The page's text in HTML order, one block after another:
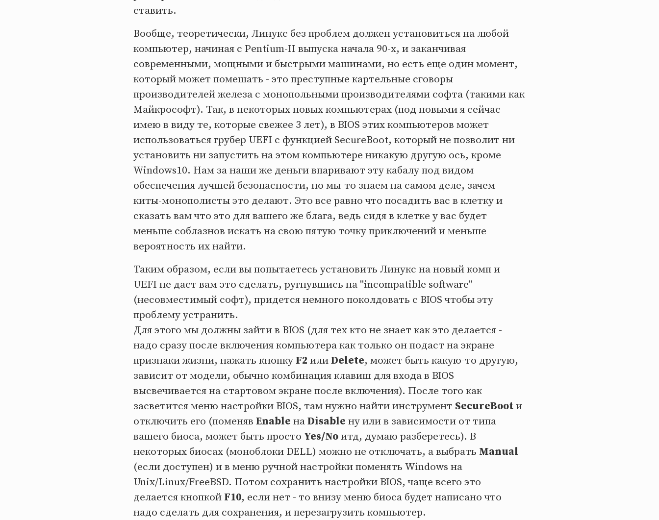
ставить.
Вообще, теоретически, Линукс без проблем должен установиться на любой
компьютер, начиная с Pentium-II выпуска начала 90-х, и заканчивая
современными, мощными и быстрыми машинами, но есть еще один момент,
который может помешать - это преступные картельные сговоры
производителей железа с монопольными производителями софта (такими как
Майкрософт). Так, в некоторых новых компьютерах (под новыми я сейчас
имею в виду те, которые свежее 3 лет), в BIOS этих компьютеров может
использоваться грубер UEFI с функцией SecureBoot, который не позволит ни
установить ни запустить на этом компьютере никакую другую ось, кроме
Windows10. Нам за наши же деньги впаривают эту кабалу под видом
обеспечения лучшей безопасности, но мы-то знаем на самом деле, зачем
киты-монополисты это делают. Это все равно что посадить вас в клетку и
сказать вам что это для вашего же блага, ведь сидя в клетке у вас будет
меньше соблазнов искать на свою пятую точку приключений и меньше
вероятность их найти.
Таким образом, если вы попытаетесь установить Линукс на новый комп и
UEFI не даст вам это сделать, ругнувшись на "incompatible software"
(несовместимый софт), придется немного поколдовать с BIOS чтобы эту
проблему устранить.
Для этого мы должны зайти в BIOS (для тех кто не знает как это делается -
надо сразу после включения компьютера как только он подаст на экране
признаки жизни, нажать кнопку F2 илиDelete, может быть какую-то другую,
зависит от модели, обычно комбинация клавиш для входа в BIOS
высвечивается на стартовом экране после включения). После того как
засветится меню настройки BIOS, там нужно найти инструмент SecureBootи
отключить его (поменяв Enable наDisable ну или в зависимости от типа
вашего биоса, может быть просто Yes/Noитд, думаю разберетесь). В
некоторых биосах (моноблоки DELL) можно не отключать, а выбрать Manual
(если доступен) и в меню ручной настройки поменять Windows на
Unix/Linux/FreeBSD. Потом сохранить настройки BIOS, чаще всего это
делается кнопкой F10, если нет - то внизу меню биоса будет написано что
надо сделать для сохранения, и перезагрузить компьютер.